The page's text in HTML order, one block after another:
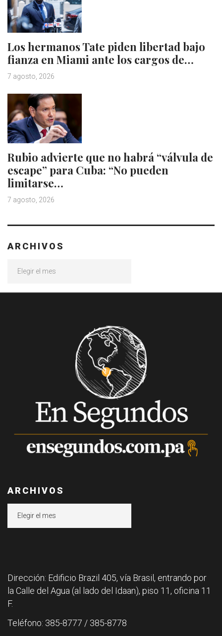
Los hermanos Tate piden libertad bajo
fianza en Miami ante los cargos de…
7 agosto, 2026
Rubio advierte que no habrá “válvula de
escape” para Cuba: “No pueden
limitarse…
7 agosto, 2026
ARCHIVOS
ARCHIVOS
Dirección: Edificio Brazil 405, vía Brasil, entrando por
la Calle del Agua (al lado del Idaan), piso 11, oficina 11
F.
Teléfono: 385-8777 / 385-8778